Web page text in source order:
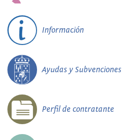
Información
Ayudas y Subvenciones
Perfil de contratante